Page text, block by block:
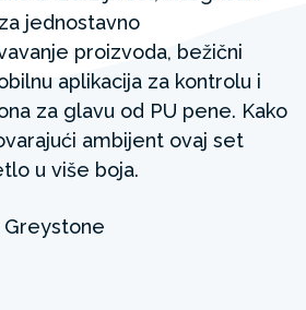
jednostavno
proizvoda, bežični
aplikacija za kontrolu i
za glavu od PU pene. Kako
ambijent ovaj set
u više boja.
Greystone